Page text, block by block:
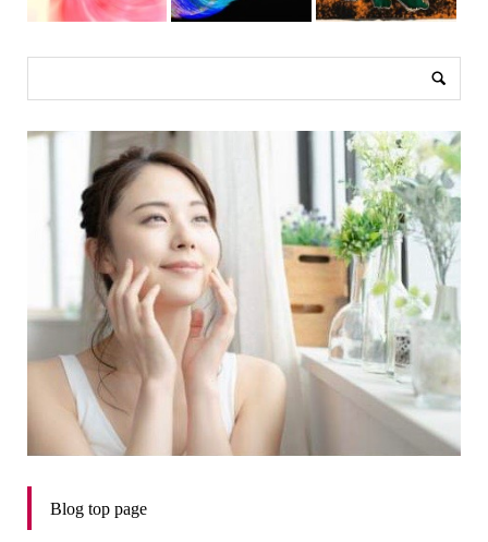
Blog top page